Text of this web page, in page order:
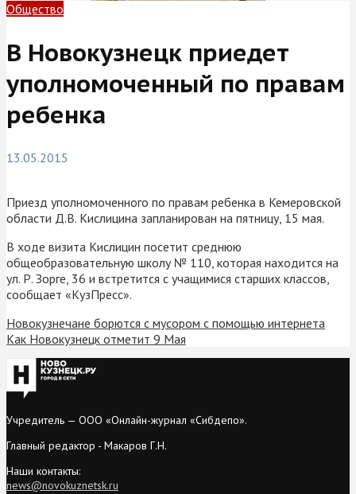
Общество
В Новокузнецк приедет
уполномоченный по правам
ребенка
13.05.2015
Приезд уполномоченного по правам ребенка в Кемеровской
области Д.В. Кислицина запланирован на пятницу, 15 мая.
В ходе визита Кислицин посетит среднюю
общеобразовательную школу № 110, которая находится на
ул. Р. Зорге, 36 и встретится с учащимися старших классов,
сообщает «КузПресс».
Новокузнечане борются с мусором с помощью интернета
Как Новокузнецк отметит 9 Мая
Учредитель — ООО «Онлайн-журнал «Сибдепо».
Главный редактор - Макаров Г.Н.
Наши контакты:
news@novokuznetsk.ru